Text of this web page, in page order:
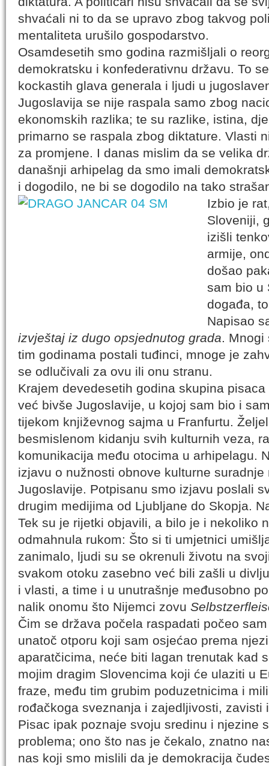
shvaćali ni to da se upravo zbog takvog
mentaliteta urušilo gospodarstvo.
Osamdesetih smo godina razmišljali o
demokratsku i konfederativnu državu. To
kockastih glava generala i ljudi u
Jugoslavija se nije raspala samo zbog
ekonomskih razlika; te su razlike, istina,
primarno se raspala zbog diktature. Vlasti
za promjene. I danas mislim da se velika
današnji arhipelag da smo imali
i dogodilo, ne bi se dogodilo na tako
Izbio je
Sloveniji,
izišli
armije,
došao
sam bio u
događa,
Napisao
izvještaj iz dugo opsjednutog grada. Mnogi
tim godinama postali tuđinci, mnoge je
se odlučivali za ovu ili onu stranu.
Krajem devedesetih godina skupina
već bivše Jugoslavije, u kojoj sam bio i
tijekom književnog sajma u Franfurtu.
besmislenom kidanju svih kulturnih veza,
komunikacija među otocima u arhipelagu.
izjavu o nužnosti obnove kulturne
Jugoslavije. Potpisanu smo izjavu poslali
drugim medijima od Ljubljane do Skopja.
Tek su je rijetki objavili, a bilo je i nekoliko
odmahnula rukom: Što si ti umjetnici
zanimalo, ljudi su se okrenuli životu na
svakom otoku zasebno već bili zašli u
i vlasti, a time i u unutrašnje međusobno
nalik onomu što Nijemci zovu
Čim se država počela raspadati počeo
unatoč otporu koji sam osjećao prema
aparatčicima, neće biti lagan trenutak kad
mojim dragim Slovencima koji će ulaziti u
fraze, među tim grubim poduzetnicima i
rođačkoga sveznanja i zajedljivosti, zavisti
Pisac ipak poznaje svoju sredinu i njezine
problema; ono što nas je čekalo, znatno
nas koji smo mislili da je demokracija